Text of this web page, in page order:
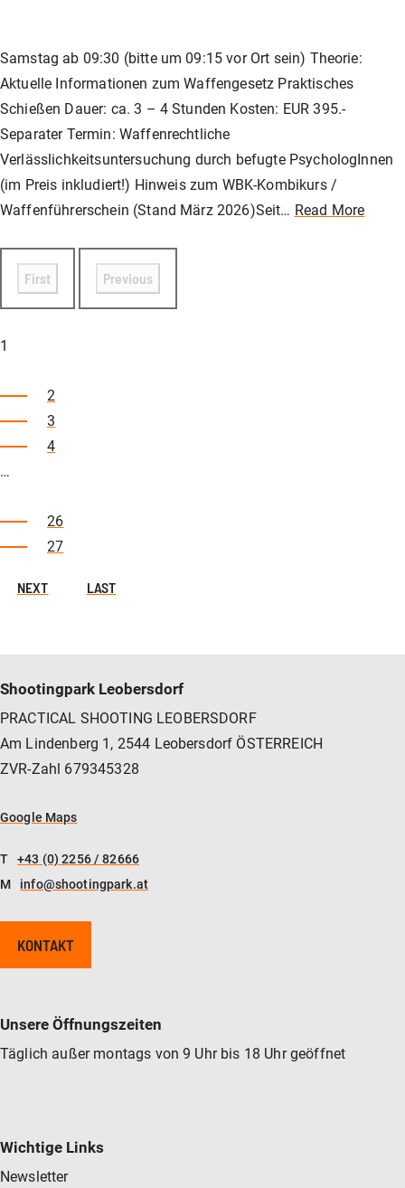
Samstag ab 09:30 (bitte um 09:15 vor Ort sein) Theorie:
Aktuelle Informationen zum Waffengesetz Praktisches
Schießen Dauer: ca. 3 – 4 Stunden Kosten: EUR 395.-
Separater Termin: Waffenrechtliche
Verlässlichkeitsuntersuchung durch befugte PsychologInnen
(im Preis inkludiert!) Hinweis zum WBK-Kombikurs /
Waffenführerschein (Stand März 2026)Seit… Read More
First Previous
1
2
3
4
…
26
27
NEXT LAST
Shootingpark Leobersdorf
PRACTICAL SHOOTING LEOBERSDORF
Am Lindenberg 1, 2544 Leobersdorf ÖSTERREICH
ZVR-Zahl 679345328
Google Maps
T
+43 (0) 2256 / 82666
M
info@shootingpark.at
KONTAKT
Unsere Öffnungszeiten
Täglich außer montags von 9 Uhr bis 18 Uhr geöffnet
Wichtige Links
Newsletter